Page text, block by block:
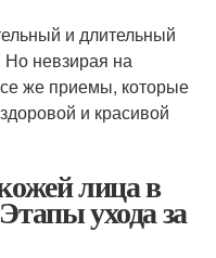
и длительный
Но невзирая на
же приемы, которые
и красивой
лица в
ухода за